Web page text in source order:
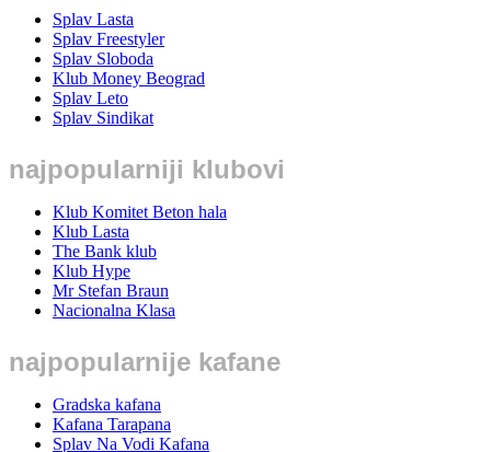
Splav Lasta
Splav Freestyler
Splav Sloboda
Klub Money Beograd
Splav Leto
Splav Sindikat
najpopularniji klubovi
Klub Komitet Beton hala
Klub Lasta
The Bank klub
Klub Hype
Mr Stefan Braun
Nacionalna Klasa
najpopularnije kafane
Gradska kafana
Kafana Tarapana
Splav Na Vodi Kafana